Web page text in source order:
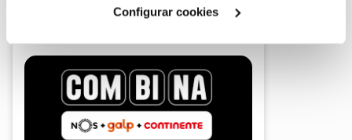
Configurar cookies